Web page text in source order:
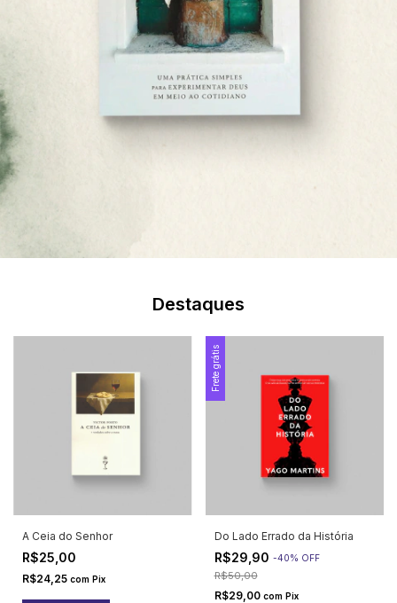
Destaques
A Ceia do Senhor
R$25,00
R$24,25 com Pix
Frete grátis
Do Lado Errado da História
R$29,90 -40% OFF
R$50,00
R$29,00 com Pix